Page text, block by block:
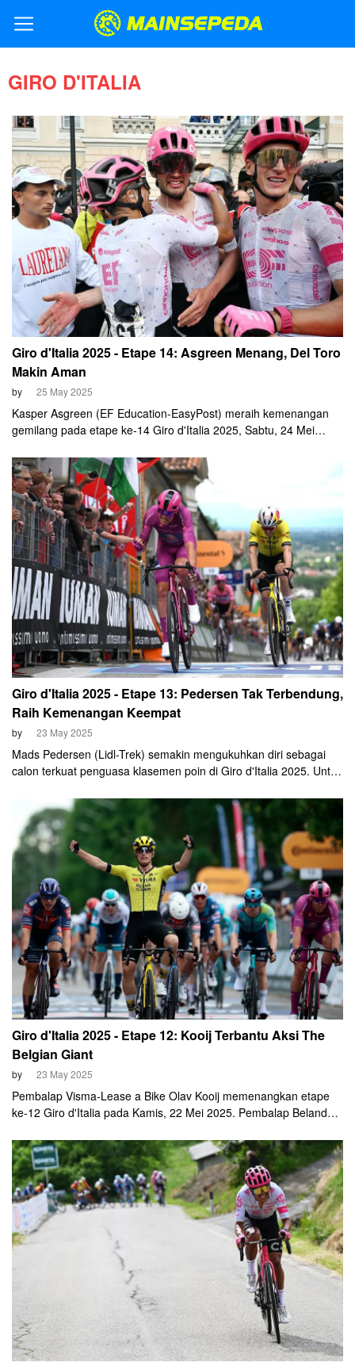
GIRO D'ITALIA
Giro d'Italia 2025 - Etape 14: Asgreen Menang, Del Toro
Makin Aman
by 25 May 2025
Kasper Asgreen (EF Education-EasyPost) meraih kemenangan
gemilang pada etape ke-14 Giro d'Italia 2025, Sabtu, 24 Mei
sejak 6 Km sebelum finish.
Giro d'Italia 2025 - Etape 13: Pedersen Tak Terbendung,
Raih Kemenangan Keempat
by 23 May 2025
Mads Pedersen (Lidl-Trek) semakin mengukuhkan diri sebagai
calon terkuat penguasa klasemen poin di Giro d'Italia 2025. Untuk
balapan Giro setelah finish terdepan di etape ke-13, Jumat, 23
Mei 2025.
Giro d'Italia 2025 - Etape 12: Kooij Terbantu Aksi The
Belgian Giant
by 23 May 2025
Pembalap Visma-Lease a Bike Olav Kooij memenangkan etape
ke-12 Giro d'Italia pada Kamis, 22 Mei 2025. Pembalap Belanda